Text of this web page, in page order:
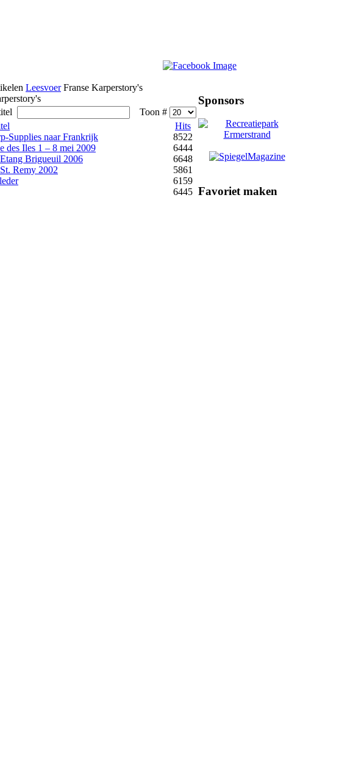
LeesvoerFranse Karperstory's
Toon #
Hits
Supplies naar Frankrijk
8522
des Iles 1 – 8 mei 2009
6444
Brigueuil 2006
6648
Remy 2002
5861
6159
6445
Sponsors
Favoriet maken